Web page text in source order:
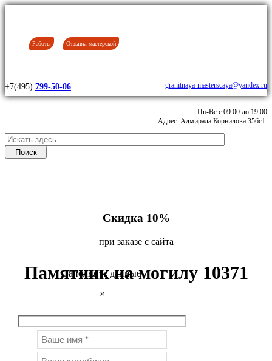
Работы Отзывы мастерской
+7(495) 799-50-06 granitnaya-masterscaya@yandex.ru
Пн-Вс с 09:00 до 19:00
Адрес: Адмирала Корнилова 35бс1.
Скидка 10%
при заказе с сайта
Памятник на могилу 10371
Заполните данные
×